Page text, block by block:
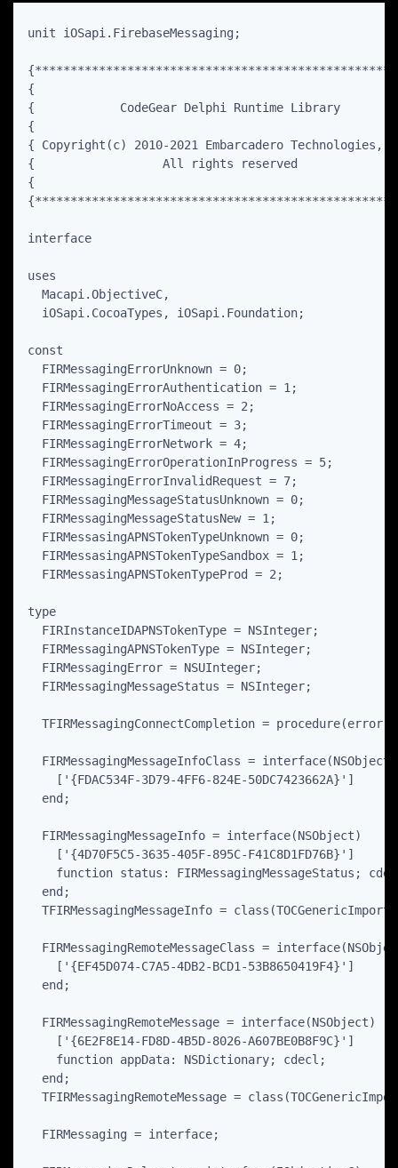
unit iOSapi.FirebaseMessaging;
{
{            CodeGear Delphi Runtime Library
{
{ Copyright(c) 2010-2021 Embarcadero Technologies,
{                  All rights reserved
{
interface
uses
  Macapi.ObjectiveC,
  iOSapi.CocoaTypes, iOSapi.Foundation;
const
  FIRMessagingErrorUnknown = 0;
  FIRMessagingErrorAuthentication = 1;
  FIRMessagingErrorNoAccess = 2;
  FIRMessagingErrorTimeout = 3;
  FIRMessagingErrorNetwork = 4;
  FIRMessagingErrorOperationInProgress = 5;
  FIRMessagingErrorInvalidRequest = 7;
  FIRMessagingMessageStatusUnknown = 0;
  FIRMessagingMessageStatusNew = 1;
  FIRMessasingAPNSTokenTypeUnknown = 0;
  FIRMessasingAPNSTokenTypeSandbox = 1;
  FIRMessasingAPNSTokenTypeProd = 2;
type
  FIRInstanceIDAPNSTokenType = NSInteger;
  FIRMessagingAPNSTokenType = NSInteger;
  FIRMessagingError = NSUInteger;
  FIRMessagingMessageStatus = NSInteger;
TFIRMessagingConnectCompletion = procedure(error:
FIRMessagingMessageInfoClass =
    ['{FDAC534F-3D79-4FF6-824E-50DC7423662A}']
  end;
  FIRMessagingMessageInfo = interface(NSObject)
    ['{4D70F5C5-3635-405F-895C-F41C8D1FD76B}']
function status: FIRMessagingMessageStatus;
  end;
TFIRMessagingMessageInfo =
FIRMessagingRemoteMessageClass =
    ['{EF45D074-C7A5-4DB2-BCD1-53B8650419F4}']
  end;
  FIRMessagingRemoteMessage = interface(NSObject)
    ['{6E2F8E14-FD8D-4B5D-8026-A607BE0B8F9C}']
    function appData: NSDictionary; cdecl;
  end;
TFIRMessagingRemoteMessage =
  FIRMessaging = interface;